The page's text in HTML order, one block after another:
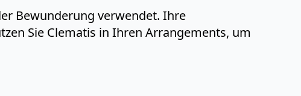
Bewunderung verwendet. Ihre
Sie Clematis in Ihren Arrangements, um